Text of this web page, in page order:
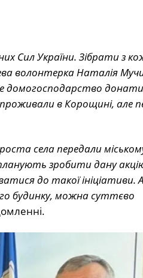
Сил України. Зібрати з
волонтерка Наталія
в Корощині, але
села передали
зробити дану
до такої ініціативи.
будинку, можна суттєво